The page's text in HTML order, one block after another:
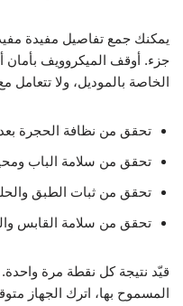
يمكنك جمع تفاصيل مفيدة
جزء. أوقف الميكروويف بأمان
الخاصة بالموديل، ولا
تحقق من نظافة الحجرة
تحقق من سلامة الباب
تحقق من ثبات الطبق
تحقق من سلامة القابس
قيّد نتيجة كل نقطة مرة واحدة.
المسموح بها، اترك الجهاز